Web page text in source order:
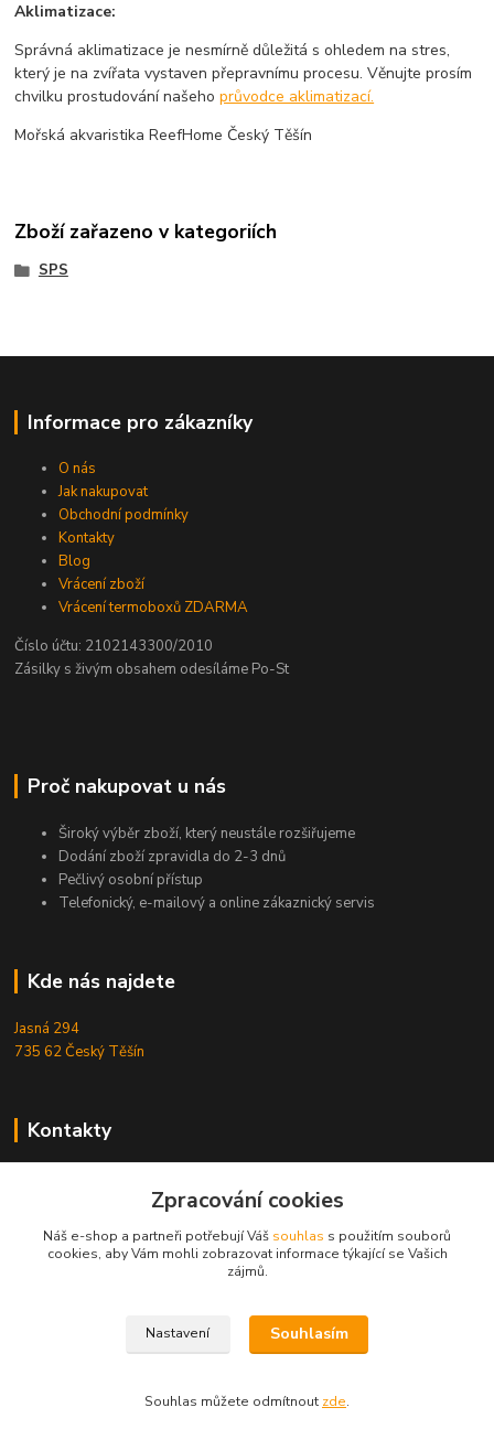
Aklimatizace:
Správná aklimatizace je nesmírně důležitá s ohledem na stres,
který je na zvířata vystaven přepravnímu procesu. Věnujte prosím
chvilku prostudování našehoprůvodce aklimatizací.
Mořská akvaristika ReefHome Český Těšín
Zboží zařazeno v kategoriích
SPS
Informace pro zákazníky
O nás
Jak nakupovat
Obchodní podmínky
Kontakty
Blog
Vrácení zboží
Vrácení termoboxů ZDARMA
Číslo účtu: 2102143300/2010
Zásilky s živým obsahem odesíláme Po-St
Proč nakupovat u nás
Široký výběr zboží, který neustále rozšiřujeme
Dodání zboží zpravidla do 2-3 dnů
Pečlivý osobní přístup
Telefonický, e-mailový a online zákaznický servis
Kde nás najdete
Jasná 294
735 62 Český Těšín
Kontakty
+420724095453
info@reefhome.cz
Zpracování cookies
Náš e-shop a partneři potřebují Váš souhlas s použitím souborů
cookies, aby Vám mohli zobrazovat informace týkající se Vašich
zájmů.
Nastavení Souhlasím
Souhlas můžete odmítnout zde.